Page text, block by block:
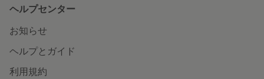
ヘルプセンター
お知らせ
ヘルプとガイド
利用規約